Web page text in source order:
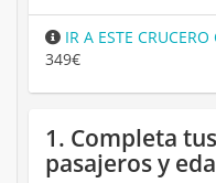
IR A ESTE
349€
1. Completa
pasajeros y